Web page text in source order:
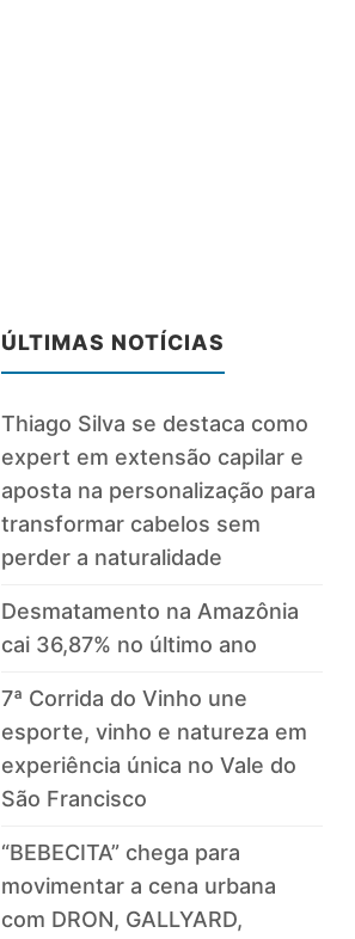
ÚLTIMAS NOTÍCIAS
Thiago Silva se destaca como
expert em extensão capilar e
aposta na personalização para
transformar cabelos sem
perder a naturalidade
Desmatamento na Amazônia
cai 36,87% no último ano
7ª Corrida do Vinho une
esporte, vinho e natureza em
experiência única no Vale do
São Francisco
“BEBECITA” chega para
movimentar a cena urbana
com DRON, GALLYARD,